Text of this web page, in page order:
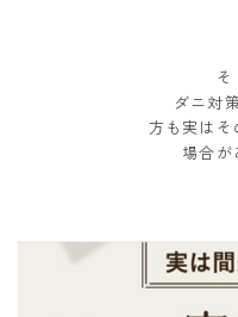
そ
ダニ対
方も実はそ
場合が